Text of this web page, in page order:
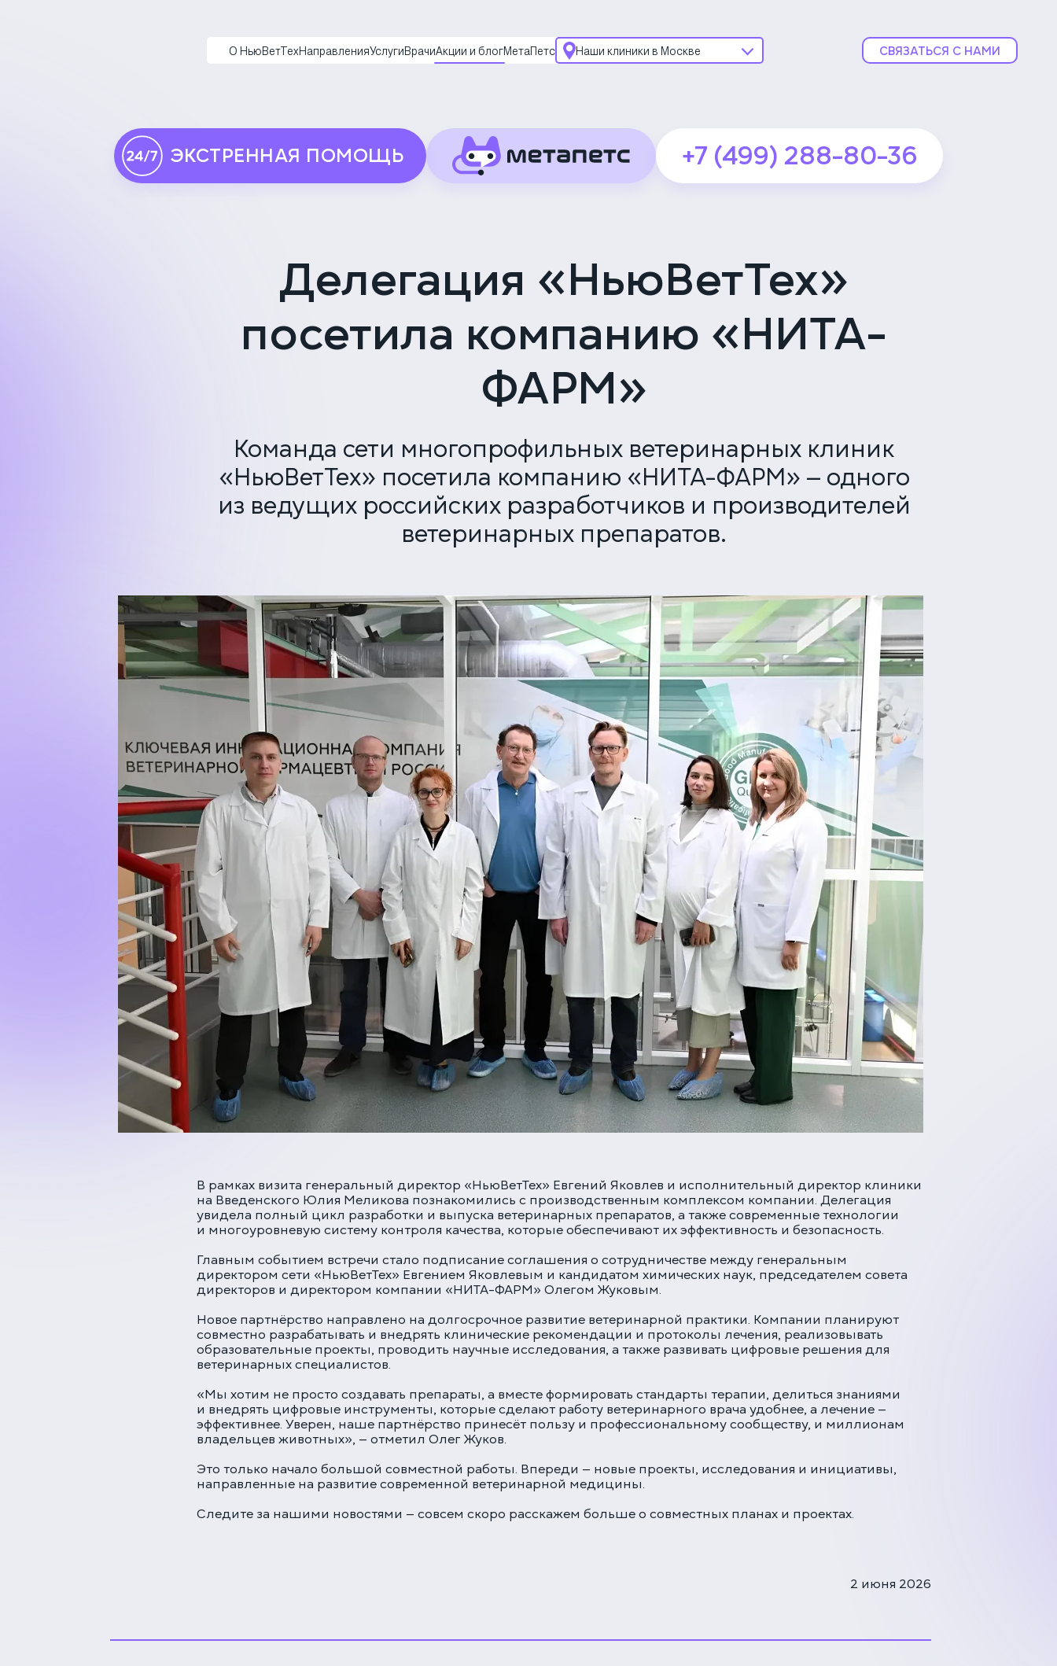
СВЯЗАТЬСЯ С НАМИ
О НьюВетТех НаправленияУслуги ВрачиАкции и блогМетаПетс Наши клиники в Москве
Серпуховская, 62к2
Круглосуточно
подробнее
Скоро открытие!
Клиника на Карамышевской
набережной
2А
подробнее
ЭКСТРЕННАЯ ПОМОЩЬ +7 (499) 288-80-36
Делегация «НьюВетТех»
посетила компанию «НИТА-
ФАРМ»
Команда сети многопрофильных ветеринарных клиник
«НьюВетТех» посетила компанию «НИТА-ФАРМ» — одного
из ведущих российских разработчиков и производителей
ветеринарных препаратов.
В рамках визита генеральный директор «НьюВетТех» Евгений Яковлев и исполнительный директор клиники
на Введенского Юлия Меликова познакомились с производственным комплексом компании. Делегация
увидела полный цикл разработки и выпуска ветеринарных препаратов, а также современные технологии
и многоуровневую систему контроля качества, которые обеспечивают их эффективность и безопасность.
Главным событием встречи стало подписание соглашения о сотрудничестве между генеральным
директором сети «НьюВетТех» Евгением Яковлевым и кандидатом химических наук, председателем совета
директоров и директором компании «НИТА-ФАРМ» Олегом Жуковым.
Новое партнёрство направлено на долгосрочное развитие ветеринарной практики. Компании планируют
совместно разрабатывать и внедрять клинические рекомендации и протоколы лечения, реализовывать
образовательные проекты, проводить научные исследования, а также развивать цифровые решения для
ветеринарных специалистов.
«Мы хотим не просто создавать препараты, а вместе формировать стандарты терапии, делиться знаниями
и внедрять цифровые инструменты, которые сделают работу ветеринарного врача удобнее, а лечение —
эффективнее. Уверен, наше партнёрство принесёт пользу и профессиональному сообществу, и миллионам
владельцев животных», — отметил Олег Жуков.
Это только начало большой совместной работы. Впереди — новые проекты, исследования и инициативы,
направленные на развитие современной ветеринарной медицины.
Следите за нашими новостями — совсем скоро расскажем больше о совместных планах и проектах.
2 июня 2026
ЕДИНАЯ СПРАВОЧНАЯ (КРУГЛОСУТОЧНО)
+7 (499) 288-80-36
Закажите звонок, и мы перезвоним вам в течение 15 минут
Соглашаюсь с политикой
конфиденциальности и обработки
данных
ЗАКАЗАТЬ ЗВОНОК
ЗАПИСАТЬСЯ НА ПРИЁМ
Многопрофильная клиника на Большой
Серпуховской
Москва, ул. Большая Серпуховская, 62к2
+7 (499) 288-80-36
Круглосуточно
Многопрофильная клиника на Введенского
Москва, ул. Введенского, 24Б
+7 (499) 288-80-36
Москва, Карамышевская наб., 2А
+7 (499) 288-80-36